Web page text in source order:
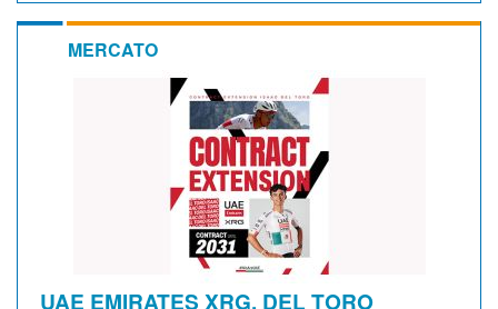
MERCATO
UAE EMIRATES XRG. DEL TORO